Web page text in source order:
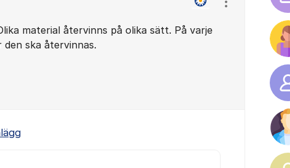
material återvinns på olika sätt. På varje
ska återvinnas.
Visa/dölj